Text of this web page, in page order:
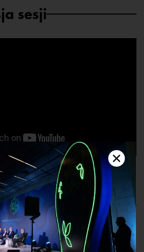
sesji
Borczyk
zarządu, Górnośląsko-Zagłębiowska